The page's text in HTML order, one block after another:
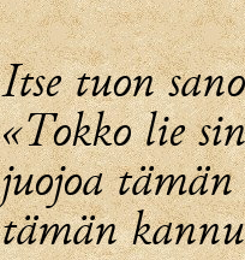
Itse tuon
«Tokko lie
juojoa
tämän